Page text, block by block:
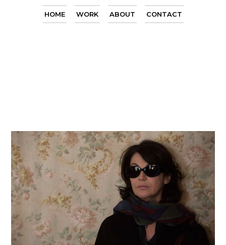
HOME WORK ABOUT CONTACT